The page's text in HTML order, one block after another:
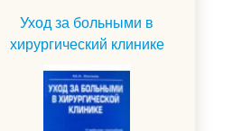
Уход за больными в
хирургический клинике